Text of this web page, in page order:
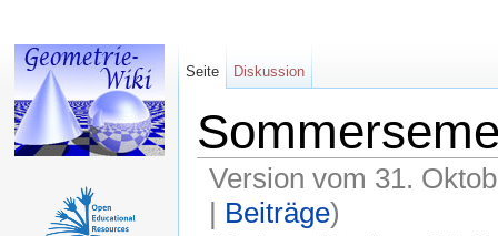
Version vom 31.
| Beiträge)
Seite Diskussion